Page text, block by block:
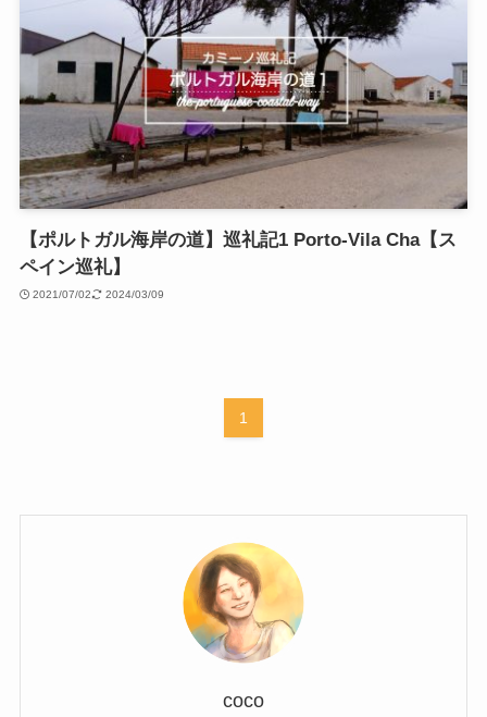
【ポルトガル海岸の道】巡礼記1 Porto-Vila Cha【ス
ペイン巡礼】
2021/07/02 2024/03/09
1
coco